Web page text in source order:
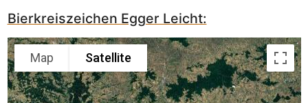
Bierkreiszeichen Egger Leicht:
Map Satellite